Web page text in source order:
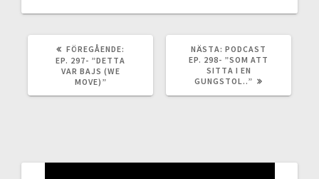
FÖREGÅENDE:
EP. 297- ”DETTA
VAR BAJS (WE
MOVE)”
NÄSTA: NÄSTA
INLÄGG:
PODCAST
EP. 298- ”SOM ATT
SITTA I EN
GUNGSTOL..”